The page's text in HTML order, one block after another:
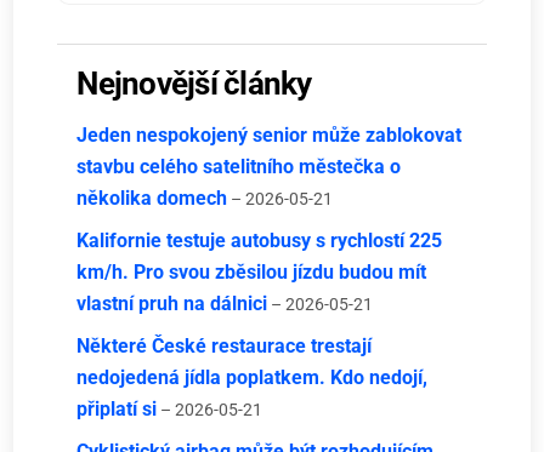
Nejnovější články
Jeden nespokojený senior může zablokovat
stavbu celého satelitního městečka o
několika domech – 2026-05-21
Kalifornie testuje autobusy s rychlostí 225
km/h. Pro svou zběsilou jízdu budou mít
vlastní pruh na dálnici – 2026-05-21
Některé České restaurace trestají
nedojedená jídla poplatkem. Kdo nedojí,
připlatí si – 2026-05-21